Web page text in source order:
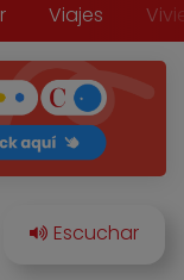
Viajes